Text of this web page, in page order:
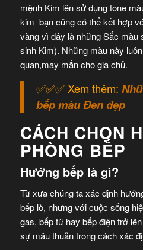
mệnh Kim lên sử dụng tone
kim bạn cũng có thể kết hợp
vàng vì đây là những Sắc màu
sinh Kim). Những màu này
quan,may mắn cho gia chủ.
✅✅✅ Xem thêm:
bếp màu Đen đẹp
CÁCH CHỌN
PHÒNG BẾP
Hướng bếp là gì?
Từ xưa chúng ta xác định
bếp lò, nhưng với cuộc sống
gas, bếp từ hay bếp điện trở
sự mâu thuẫn trong cách xác